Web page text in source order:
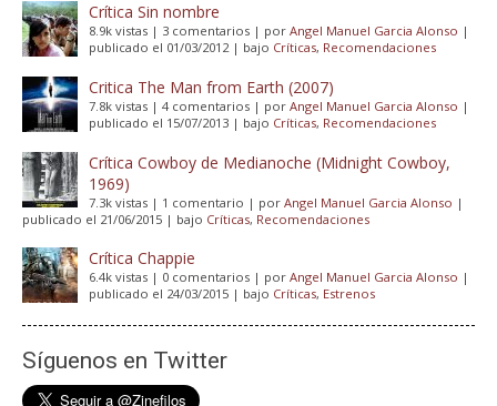
Crítica Sin nombre
8.9k vistas | 3 comentarios | por Angel Manuel Garcia Alonso |
publicado el 01/03/2012| bajo Críticas, Recomendaciones
Critica The Man from Earth (2007)
7.8k vistas | 4 comentarios | por Angel Manuel Garcia Alonso |
publicado el 15/07/2013 | bajo Críticas, Recomendaciones
Crítica Cowboy de Medianoche (Midnight Cowboy,
1969)
7.3k vistas | 1 comentario | por Angel Manuel Garcia Alonso |
publicado el 21/06/2015 | bajo Críticas, Recomendaciones
Crítica Chappie
6.4k vistas | 0 comentarios | por Angel Manuel Garcia Alonso |
publicado el 24/03/2015 | bajo Críticas, Estrenos
Síguenos en Twitter